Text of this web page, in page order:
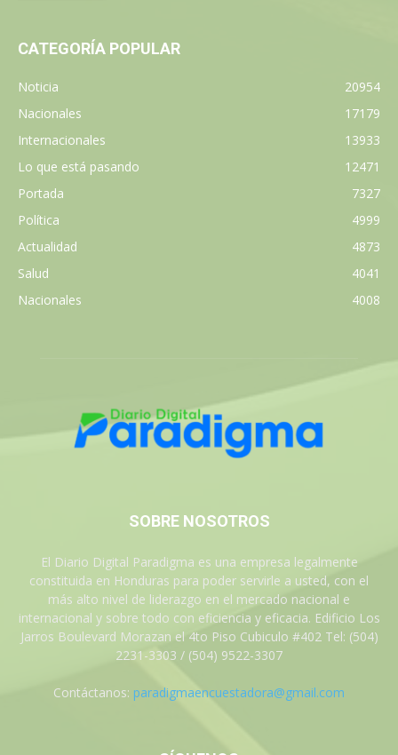
CATEGORÍA POPULAR
Noticia
20954
Nacionales
17179
Internacionales
13933
Lo que está pasando
12471
Portada
7327
Política
4999
Actualidad
4873
Salud
4041
Nacionales
4008
SOBRE NOSOTROS
El Diario Digital Paradigma es una empresa legalmente
constituida en Honduras para poder servirle a usted, con el
más alto nivel de liderazgo en el mercado nacional e
internacional y sobre todo con eficiencia y eficacia. Edificio Los
Jarros Boulevard Morazan el 4to Piso Cubiculo #402 Tel: (504)
2231-3303 / (504) 9522-3307
Contáctanos: paradigmaencuestadora@gmail.com